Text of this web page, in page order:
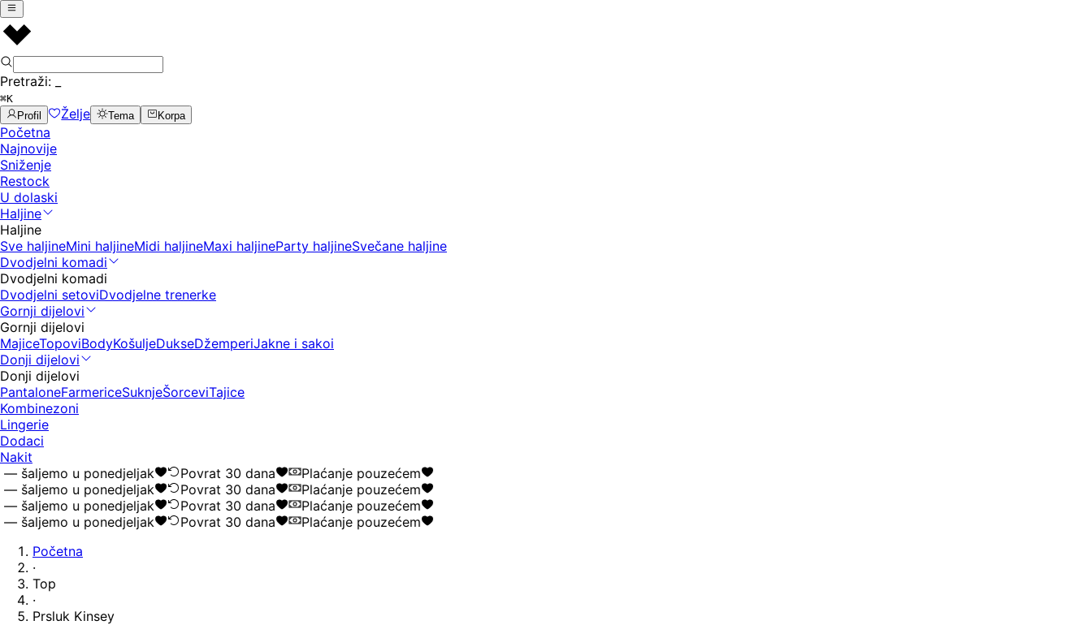
Pretraži:
⌘K
Profil
Želje Tema Korpa
Početna
Najnovije
Sniženje
Restock
U dolaski
Haljine
Haljine
Sve haljineMini haljineMidi haljineMaxi haljineParty haljineSvečane haljine
Dvodjelni komadi
Dvodjelni komadi
Dvodjelni setoviDvodjelne trenerke
Gornji dijelovi
Gornji dijelovi
MajiceTopoviBodyKošuljeDukseDžemperiJakne i sakoi
Donji dijelovi
Donji dijelovi
PantaloneFarmericeSuknjeŠorceviTajice
Kombinezoni
Lingerie
Dodaci
Nakit
u ponedjeljak
Povrat 30 dana
Plaćanje pouzećem
u ponedjeljak
Povrat 30 dana
Plaćanje pouzećem
u ponedjeljak
Povrat 30 dana
Plaćanje pouzećem
u ponedjeljak
Povrat 30 dana
Plaćanje pouzećem
Početna
·
Top
·
Prsluk Kinsey